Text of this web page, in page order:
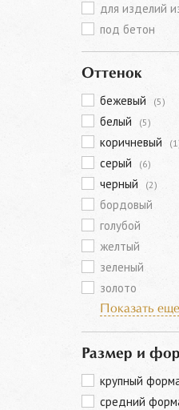
для изделий
под бетон
Оттенок
бежевый (5)
белый (5)
коричневый
серый (6)
черный (2)
бордовый
голубой
желтый
зеленый
золото
Показать еще
Размер и
крупный
средний